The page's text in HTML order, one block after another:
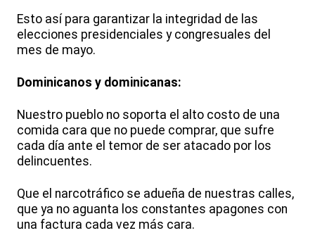
Esto así para garantizar la integridad de las
elecciones presidenciales y congresuales del
mes de mayo.
Dominicanos y dominicanas:
Nuestro pueblo no soporta el alto costo de una
comida cara que no puede comprar, que sufre
cada día ante el temor de ser atacado por los
delincuentes.
Que el narcotráfico se adueña de nuestras calles,
que ya no aguanta los constantes apagones con
una factura cada vez más cara.